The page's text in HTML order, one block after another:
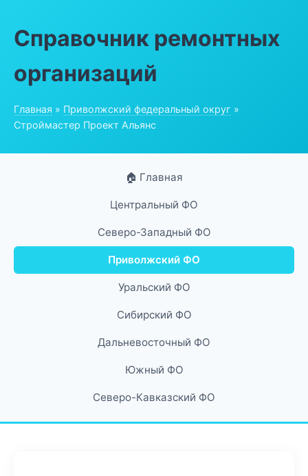
Справочник ремонтных
организаций
Главная » Приволжский федеральный округ »
Строймастер Проект Альянс
🏠 Главная
Центральный ФО
Северо-Западный ФО
Приволжский ФО
Уральский ФО
Сибирский ФО
Дальневосточный ФО
Южный ФО
Северо-Кавказский ФО